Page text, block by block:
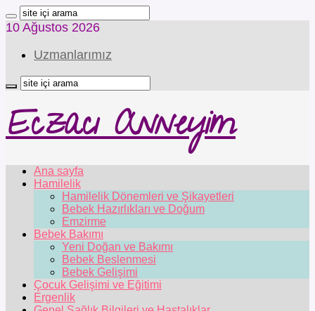
10 Ağustos 2026
Uzmanlarımız
Eczacı Anneyim
Ana sayfa
Hamilelik
Hamilelik Dönemleri ve Şikayetleri
Bebek Hazırlıkları ve Doğum
Emzirme
Bebek Bakımı
Yeni Doğan ve Bakımı
Bebek Beslenmesi
Bebek Gelişimi
Çocuk Gelişimi ve Eğitimi
Ergenlik